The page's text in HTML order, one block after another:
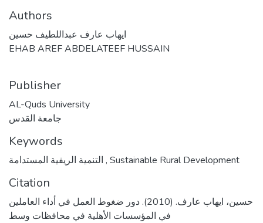
Authors
ايهاب عارف عبداللطيف حسين
EHAB AREF ABDELATEEF HUSSAIN
Publisher
AL-Quds University
جامعة القدس
Keywords
, Sustainable Rural Development
Citation
حسين، ايهاب عارف. (2010). دور ضغوط العمل في أداء العاملين
في المؤسسات الأهلية في محافظات وسط